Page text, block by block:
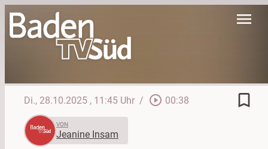
menu
Di., 28.10.2025 , 11:45 Uhr / play_circle_outline 00:38 bookmark_border
VON
Jeanine Insam